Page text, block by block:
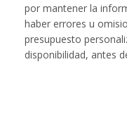
por mantener la
haber errores u
presupuesto
disponibilidad, antes